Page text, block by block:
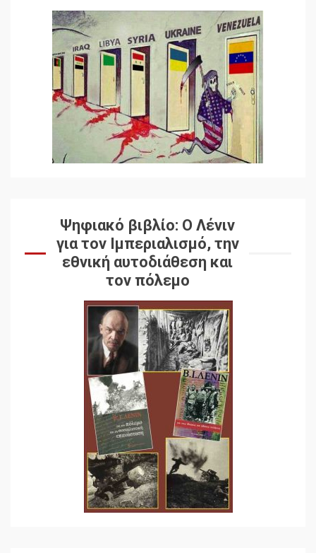
Ψηφιακό βιβλίο: Ο Λένιν
για τον Ιμπεριαλισμό, την
εθνική αυτοδιάθεση και
τον πόλεμο